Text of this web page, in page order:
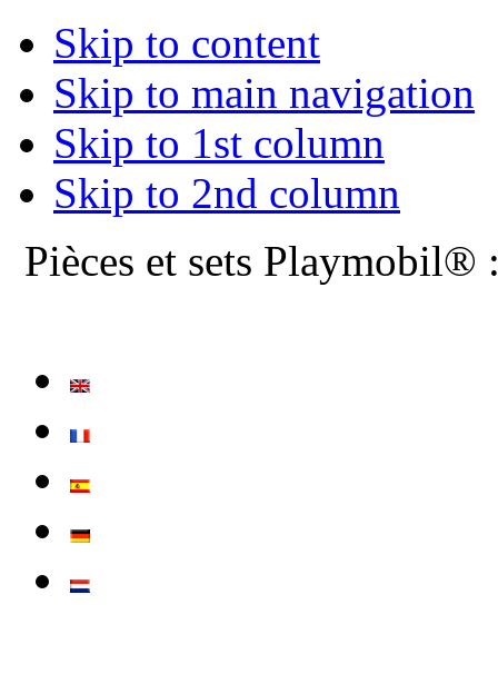
Skip to content
Skip to main navigation
Skip to 1st column
Skip to 2nd column
Pièces et sets Playmobil®